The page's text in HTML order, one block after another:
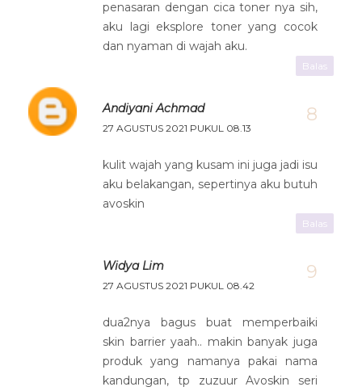
penasaran dengan cica toner nya sih,
aku lagi eksplore toner yang cocok
dan nyaman di wajah aku.
Balas
Andiyani Achmad
27 AGUSTUS 2021 PUKUL 08.13
kulit wajah yang kusam ini juga jadi isu
aku belakangan, sepertinya aku butuh
avoskin
Balas
Widya Lim
27 AGUSTUS 2021 PUKUL 08.42
dua2nya bagus buat memperbaiki
skin barrier yaah.. makin banyak juga
produk yang namanya pakai nama
kandungan, tp zuzuur Avoskin seri